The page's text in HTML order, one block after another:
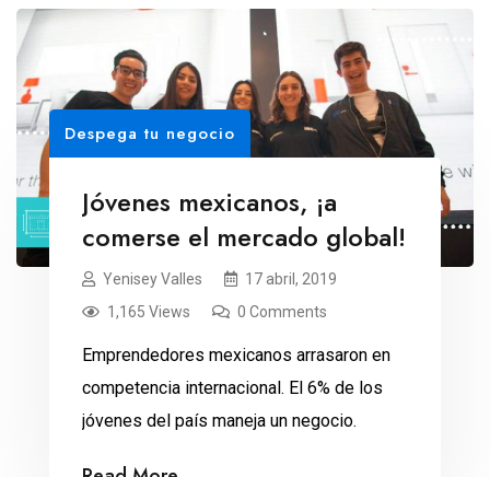
Despega tu negocio
Jóvenes mexicanos, ¡a
comerse el mercado global!
Yenisey Valles
17 abril, 2019
1,165 Views
0 Comments
Emprendedores mexicanos arrasaron en
competencia internacional. El 6% de los
jóvenes del país maneja un negocio.